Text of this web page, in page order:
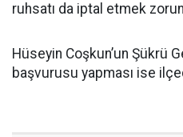
ruhsatı da iptal etmek
Hüseyin Coşkun’un Şükrü
başvurusu yapması ise